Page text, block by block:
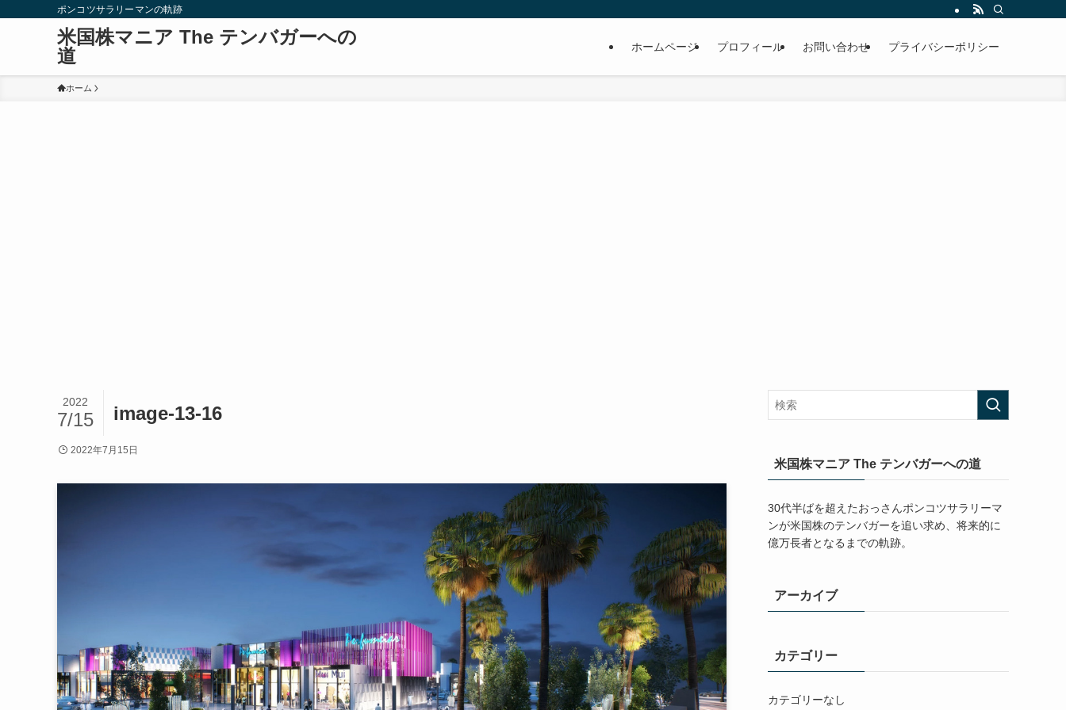
ポンコツサラリーマンの軌跡
米国株マニア The テンバガーへの
道
ホームページ プロフィール お問い合わせ プライバシーポリシー
ホーム
image-13-16
2022
7/15
2022年7月15日
米国株マニア The テンバガーへの道
30代半ばを超えたおっさんポンコツサラリーマ
ンが米国株のテンバガーを追い求め、将来的に
億万長者となるまでの軌跡。
アーカイブ
カテゴリー
カテゴリーなし